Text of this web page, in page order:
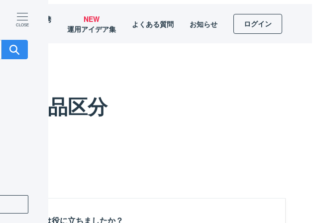
外部サービス連携
（APIなど）
NEW
運用アイデア集
よくある質問 お知らせ ログイン
商品区分
この記事は役に立ちましたか？